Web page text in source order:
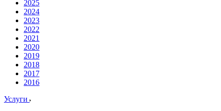
2025
2024
2023
2022
2021
2020
2019
2018
2017
2016
Услуги